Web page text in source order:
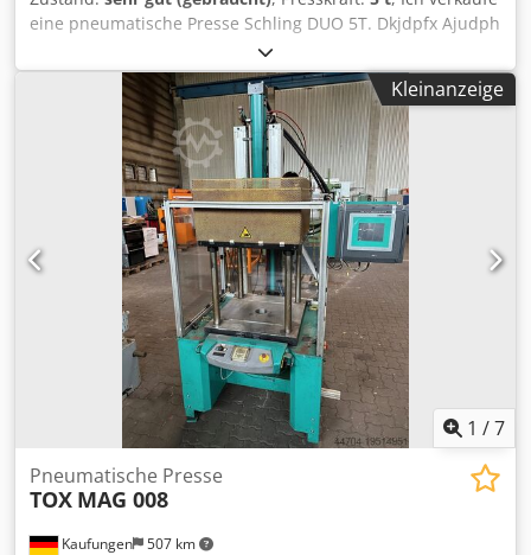
eine pneumatische Presse Schling DUO 5T. Dkjdpfx Ajudph
Kleinanzeige
1 /7
Kaufungen 507 km
Pneumatische Presse
TOX MAG 008